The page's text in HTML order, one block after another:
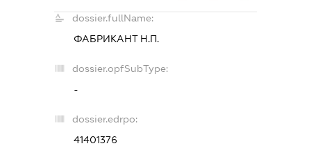
dossier.fullName:
ФАБРИКАНТ Н.П.
dossier.opfSubType:
-
dossier.edrpo:
41401376